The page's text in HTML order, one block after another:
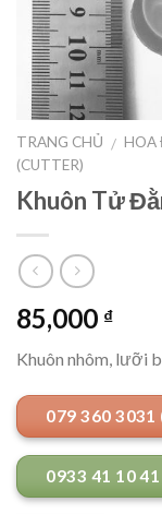
TRANG CHỦ / HOA
(CUTTER)
Khuôn Tử
85,000 ₫
Khuôn nhôm, lưỡi
079 360 3031
0933 41 10